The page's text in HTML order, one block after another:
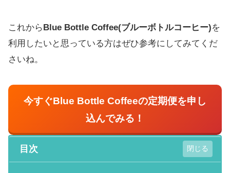
これからBlue Bottle Coffee(ブルーボトルコーヒー)を
利用したいと思っている方はぜひ参考にしてみてくだ
さいね。
今すぐBlue Bottle Coffeeの定期便を申し
込んでみる！
目次